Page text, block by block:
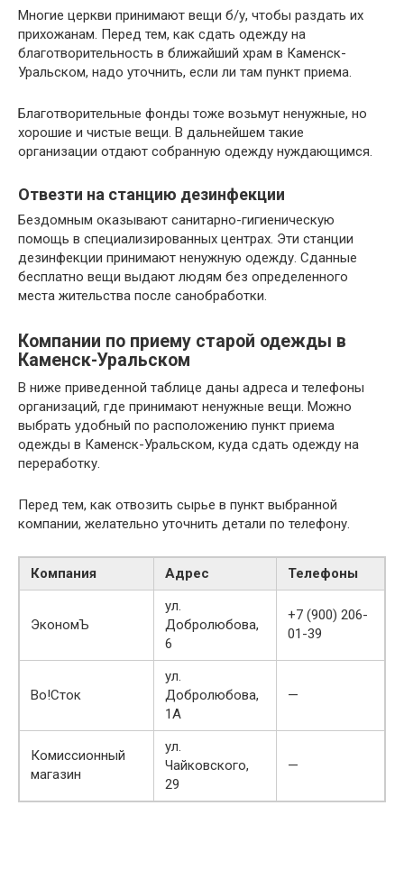
Многие церкви принимают вещи б/у, чтобы раздать их
прихожанам. Перед тем, как сдать одежду на
благотворительность в ближайший храм в Каменск-
Уральском, надо уточнить, если ли там пункт приема.
Благотворительные фонды тоже возьмут ненужные, но
хорошие и чистые вещи. В дальнейшем такие
организации отдают собранную одежду нуждающимся.
Отвезти на станцию дезинфекции
Бездомным оказывают санитарно-гигиеническую
помощь в специализированных центрах. Эти станции
дезинфекции принимают ненужную одежду. Сданные
бесплатно вещи выдают людям без определенного
места жительства после санобработки.
Компании по приему старой одежды в
Каменск-Уральском
В ниже приведенной таблице даны адреса и телефоны
организаций, где принимают ненужные вещи. Можно
выбрать удобный по расположению пункт приема
одежды в Каменск-Уральском, куда сдать одежду на
переработку.
Перед тем, как отвозить сырье в пункт выбранной
компании, желательно уточнить детали по телефону.
Компания Адрес Телефоны
ЭкономЪ
ул.
Добролюбова,
6
+7 (900) 206-
01-39
Во!Сток
ул.
Добролюбова,
1А
—
Комиссионный
магазин
ул.
Чайковского,
29
—